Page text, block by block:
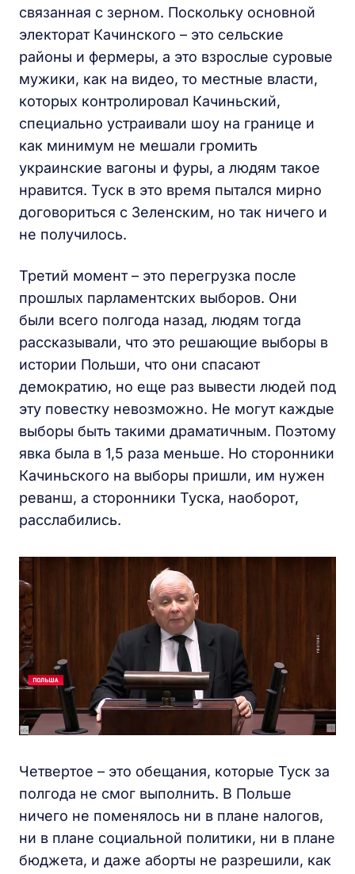
связанная с зерном. Поскольку основной
электорат Качинского – это сельские
районы и фермеры, а это взрослые суровые
мужики, как на видео, то местные власти,
которых контролировал Качиньский,
специально устраивали шоу на границе и
как минимум не мешали громить
украинские вагоны и фуры, а людям такое
нравится. Туск в это время пытался мирно
договориться с Зеленским, но так ничего и
не получилось.
Третий момент – это перегрузка после
прошлых парламентских выборов. Они
были всего полгода назад, людям тогда
рассказывали, что это решающие выборы в
истории Польши, что они спасают
демократию, но еще раз вывести людей под
эту повестку невозможно. Не могут каждые
выборы быть такими драматичным. Поэтому
явка была в 1,5 раза меньше. Но сторонники
Качиньского на выборы пришли, им нужен
реванш, а сторонники Туска, наоборот,
расслабились.
Четвертое – это обещания, которые Туск за
полгода не смог выполнить. В Польше
ничего не поменялось ни в плане налогов,
ни в плане социальной политики, ни в плане
бюджета, и даже аборты не разрешили, как